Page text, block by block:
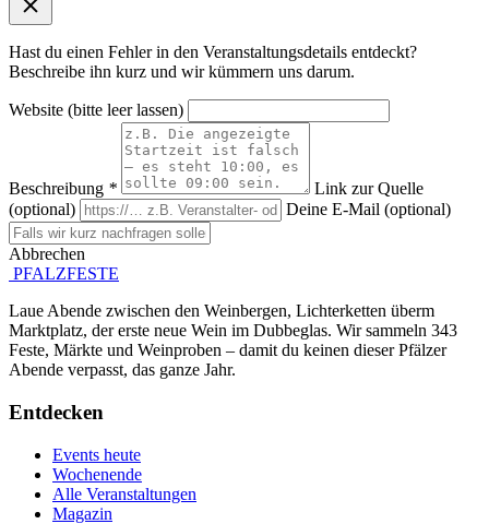
Hast du einen Fehler in den Veranstaltungsdetails entdeckt?
Beschreibe ihn kurz und wir kümmern uns darum.
Website (bitte leer lassen)
Beschreibung *
Link zur Quelle
(optional)
Deine E-Mail (optional)
Abbrechen
PFALZFESTE
Laue Abende zwischen den Weinbergen, Lichterketten überm
Marktplatz, der erste neue Wein im Dubbeglas. Wir sammeln 343
Feste, Märkte und Weinproben – damit du keinen dieser Pfälzer
Abende verpasst, das ganze Jahr.
Entdecken
Events heute
Wochenende
Alle Veranstaltungen
Magazin